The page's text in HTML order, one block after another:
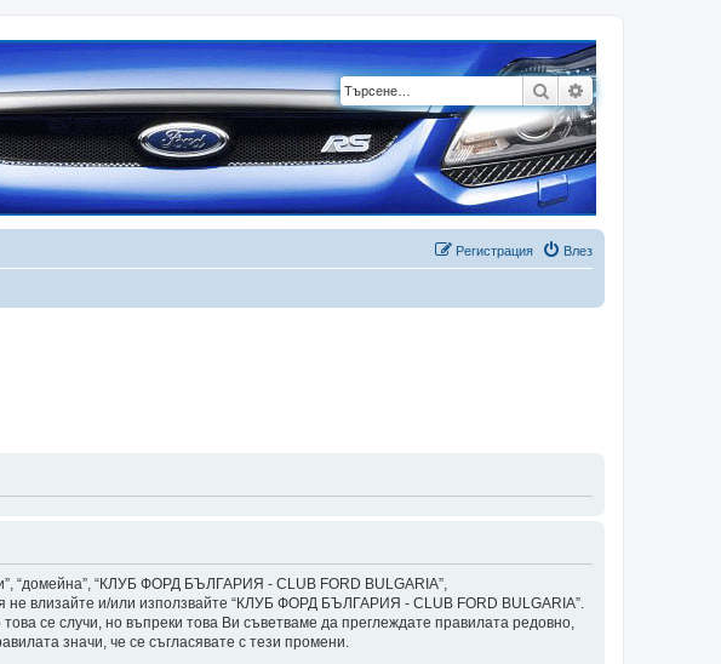
ТърсенеРазширено
Влез
Регистрация
“домейна”, “КЛУБ ФОРД БЪЛГАРИЯ - CLUB FORD BULGARIA”,
не влизайте и/или използвайте “КЛУБ ФОРД БЪЛГАРИЯ - CLUB FORD BULGARIA”.
се случи, но въпреки това Ви съветваме да преглеждате правилата редовно,
значи, че се съгласявате с тези промени.